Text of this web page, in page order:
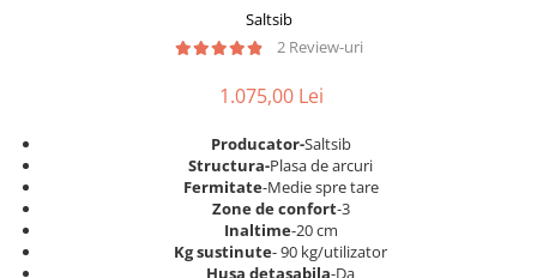
Saltele cu spuma poliuretanica
Saltele 160x200
Saltele 180x200
Top saltele
Set mese plus scaune
Etajere Birou
Dulap birou
Birouri
Scaune pentru birou
Scaune pentru vizitatori
Scaune terasa si outdoor
Saltsib
2 Review-uri
1.075,00 Lei
Producator-Saltsib
Structura-Plasa de arcuri
Fermitate-Medie spre tare
Zone de confort-3
Inaltime-20 cm
Kg sustinute- 90 kg/utilizator
Husa detasabila-Da